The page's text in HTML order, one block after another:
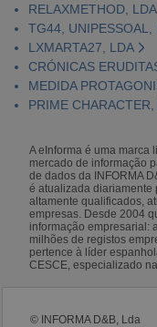
RELAXMETHOD, LDA
TG44, UNIPESSOAL,
LXMARTA27, LDA
CRÓNICAS
MEDIDA
PRIME
A eInforma é uma marca
mercado de informação
de dados da INFORMA
é atualizada diariamente
altamente qualificados,
empresas. Desde 2004
informação empresarial:
milhões de registos
pertence à líder
CESCE, especializado
© INFORMA D&B, Lda